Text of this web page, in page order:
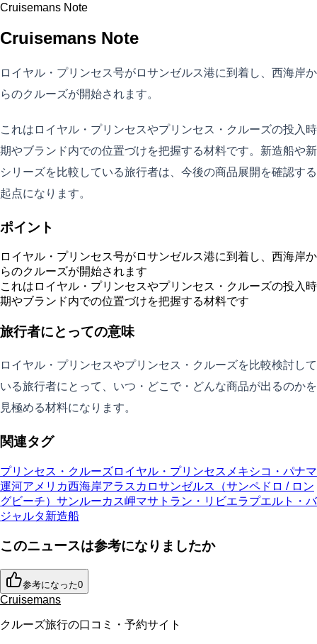
Cruisemans Note
Cruisemans Note
ロイヤル・プリンセス号がロサンゼルス港に到着し、西海岸か
らのクルーズが開始されます。
これはロイヤル・プリンセスやプリンセス・クルーズの投入時
期やブランド内での位置づけを把握する材料です。新造船や新
シリーズを比較している旅行者は、今後の商品展開を確認する
起点になります。
ポイント
ロイヤル・プリンセス号がロサンゼルス港に到着し、西海岸か
らのクルーズが開始されます
これはロイヤル・プリンセスやプリンセス・クルーズの投入時
期やブランド内での位置づけを把握する材料です
旅行者にとっての意味
ロイヤル・プリンセスやプリンセス・クルーズを比較検討して
いる旅行者にとって、いつ・どこで・どんな商品が出るのかを
見極める材料になります。
関連タグ
プリンセス・クルーズロイヤル・プリンセス メキシコ・パナマ
運河アメリカ西海岸アラスカ ロサンゼルス（サンペドロ / ロン
グビーチ） サンルーカス岬マサトラン・リビエラプエルト・バ
ジャルタ新造船
このニュースは参考になりましたか
参考になった0
Cruisemans
クルーズ旅行の口コミ・予約サイト